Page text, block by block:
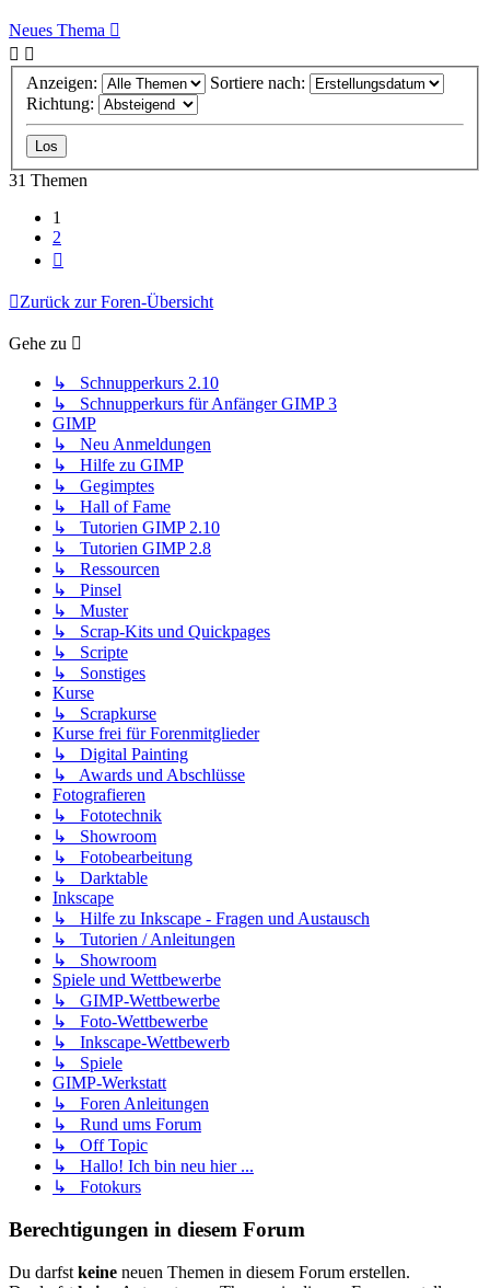
Neues Thema
Anzeigen:
Sortiere nach:
Richtung:
31 Themen
1
2
Zurück zur Foren-Übersicht
Gehe zu
↳ Schnupperkurs 2.10
↳ Schnupperkurs für Anfänger GIMP 3
GIMP
↳ Neu Anmeldungen
↳ Hilfe zu GIMP
↳ Gegimptes
↳ Hall of Fame
↳ Tutorien GIMP 2.10
↳ Tutorien GIMP 2.8
↳ Ressourcen
↳ Pinsel
↳ Muster
↳ Scrap-Kits und Quickpages
↳ Scripte
↳ Sonstiges
Kurse
↳ Scrapkurse
Kurse frei für Forenmitglieder
↳ Digital Painting
↳ Awards und Abschlüsse
Fotografieren
↳ Fototechnik
↳ Showroom
↳ Fotobearbeitung
↳ Darktable
Inkscape
↳ Hilfe zu Inkscape - Fragen und Austausch
↳ Tutorien / Anleitungen
↳ Showroom
Spiele und Wettbewerbe
↳ GIMP-Wettbewerbe
↳ Foto-Wettbewerbe
↳ Inkscape-Wettbewerb
↳ Spiele
GIMP-Werkstatt
↳ Foren Anleitungen
↳ Rund ums Forum
↳ Off Topic
↳ Hallo! Ich bin neu hier ...
↳ Fotokurs
Berechtigungen in diesem Forum
Du darfst keine neuen Themen in diesem Forum erstellen.